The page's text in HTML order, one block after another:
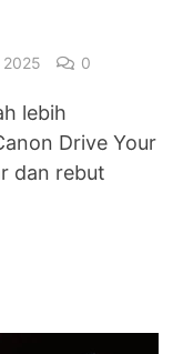
2025 0
lebih
Drive Your
dan rebut